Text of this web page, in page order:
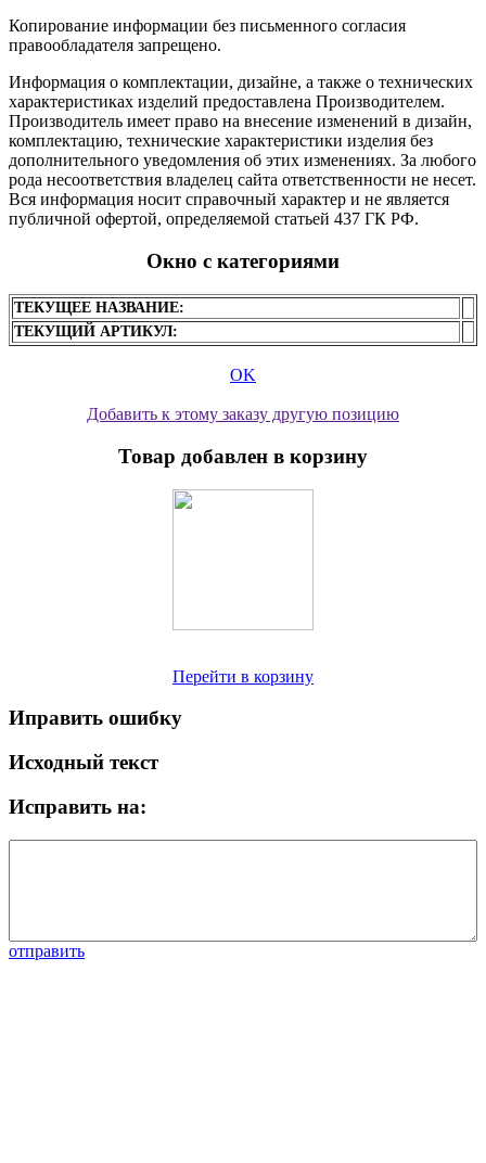
Копирование информации без письменного согласия
правообладателя запрещено.
Информация о комплектации, дизайне, а также о технических
характеристиках изделий предоставлена Производителем.
Производитель имеет право на внесение изменений в дизайн,
комплектацию, технические характеристики изделия без
дополнительного уведомления об этих изменениях. За любого
рода несоответствия владелец сайта ответственности не несет.
Вся информация носит справочный характер и не является
публичной офертой, определяемой статьей 437 ГК РФ.
Окно с категориями
ТЕКУЩЕЕ НАЗВАНИЕ:
ТЕКУЩИЙ АРТИКУЛ:
OK
Добавить к этому заказу другую позицию
Товар добавлен в корзину
Перейти в корзину
Иправить ошибку
Исходный текст
Исправить на:
отправить